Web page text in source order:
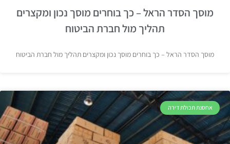
מוסך הסדר הראל – כך בוחרים מוסך נכון ומקצרים
תהליך מול חברת הביטוח
מוסך הסדר הראל – כך בוחרים מוסך נכון ומקצרים תהליך מול חברת הביטוח
אחסנת תכולת דירה